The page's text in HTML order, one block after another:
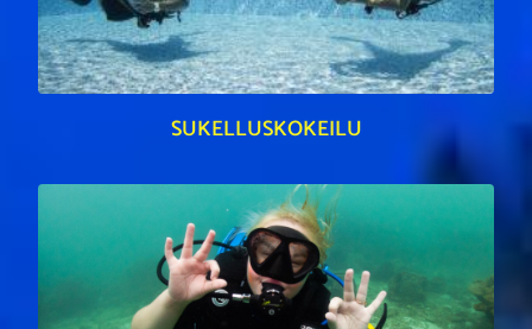
SUKELLUSKOKEILU